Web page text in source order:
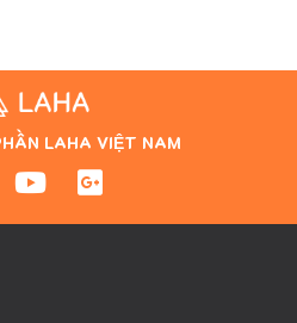
LAHA VIỆT NAM